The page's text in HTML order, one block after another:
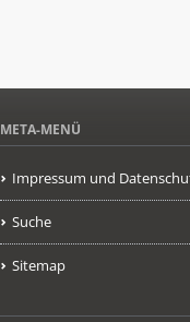
META-MENÜ
Impressum und
Suche
Sitemap